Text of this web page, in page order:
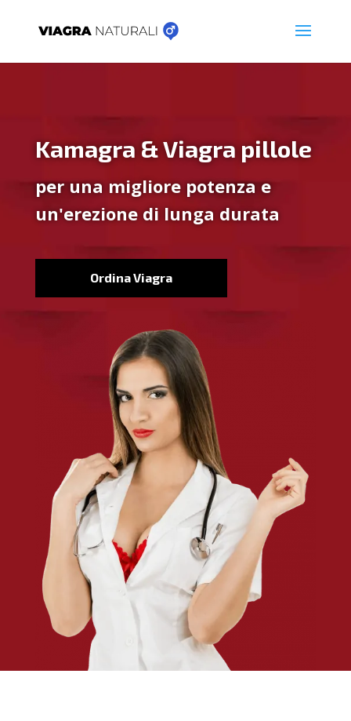
Kamagra & Viagra pillole
per una migliore potenza e
un'erezione di lunga durata
Ordina Viagra